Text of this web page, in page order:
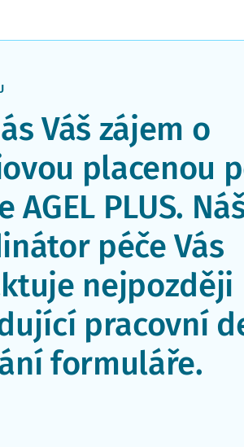
Váš zájem o
placenou
AGEL PLUS.
péče Vás
nejpozději
pracovní
formuláře.